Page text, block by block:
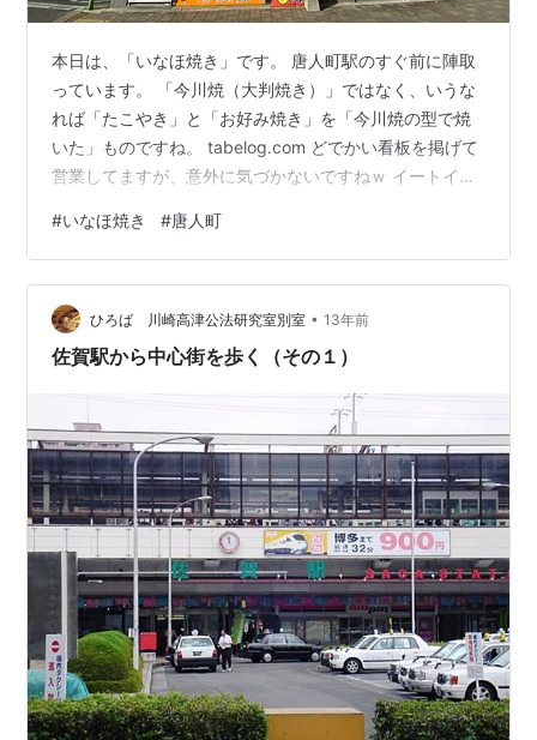
本日は、「いなほ焼き」です。 唐人町駅のすぐ前に陣取
っています。 「今川焼（大判焼き）」ではなく、いうな
れば「たこやき」と「お好み焼き」を「今川焼の型で焼
いた」ものですね。 tabelog.com どでかい看板を掲げて
営業してますが、意外に気づかないですねｗ イートイン
いや、もう「無人」営業にしか見えなくて近寄りがたい
ですが、よーーーーく見ると中に人は1人います。（めっ
ちゃ黙って営業しているので、ちょっとｗ さて、メニュ
ーは・・・と うむ、いろいろ値段が上がってますね。
Googleの店舗情報に上がっている写真から数か月しかた
#いなほ焼き #唐人町
ひろば 川崎高津公法研究室別室 • 13年前
佐賀駅から中心街を歩く（その１）